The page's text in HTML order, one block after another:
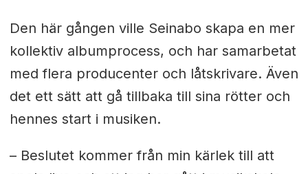
Den här gången ville Seinabo skapa en mer
kollektiv albumprocess, och har samarbetat
med flera producenter och låtskrivare. Även
det ett sätt att gå tillbaka till sina rötter och
hennes start i musiken.
– Beslutet kommer från min kärlek till att